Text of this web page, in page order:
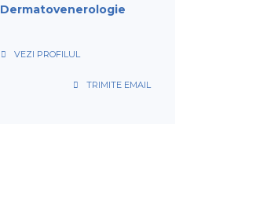
Dermatovenerologie
VEZI PROFILUL
TRIMITE EMAIL